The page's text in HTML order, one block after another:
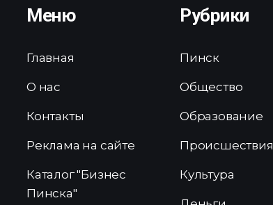
Меню
Главная
О нас
Контакты
Реклама на сайте
Каталог "Бизнес
Пинска"
Рубрики
Пинск
Общество
Образование
Происшествия
Культура